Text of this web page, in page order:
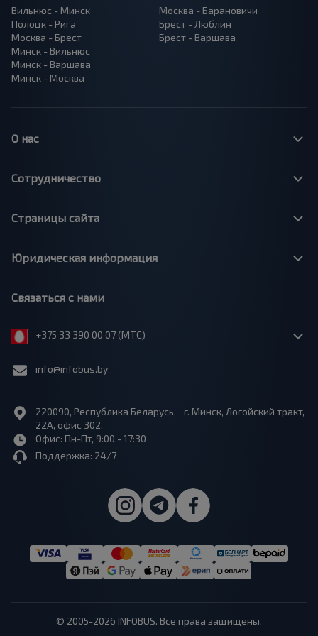
Вильнюс - Минск
Полоцк - Рига
Москва - Брест
Минск - Вильнюс
Минск - Варшава
Минск - Москва
Москва - Барановичи
Брест - Люблин
Брест - Варшава
О нас
Сотрудничество
Страницы сайта
Юридическая информация
Связаться с нами
+375 33 390 00 07 (МТС)
info@infobus.by
220090, Республика Беларусь, г. Минск, Логойский тракт,
22А, офис 302.
Офис: Пн-Пт, 9:00 - 17:30
Поддержка: 24/7
© 2005-2026 INFOBUS. Все права защищены.